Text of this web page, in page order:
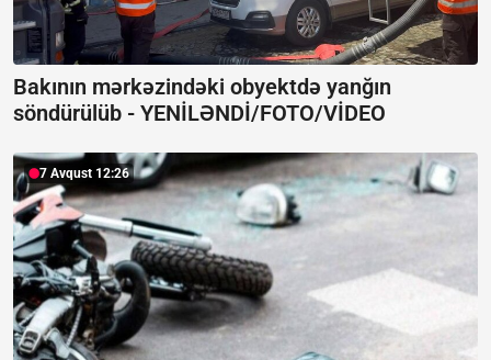
Bakının mərkəzindəki obyektdə yanğın
söndürülüb - YENİLƏNDİ/FOTO/VİDEO
7 Avqust 12:26